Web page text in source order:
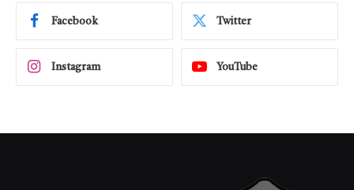
Facebook Twitter
Instagram YouTube